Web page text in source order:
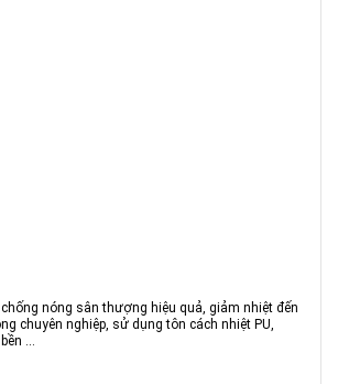
nóng sân thượng hiệu quả, giảm nhiệt đến
chuyên nghiệp, sử dụng tôn cách nhiệt PU,
...